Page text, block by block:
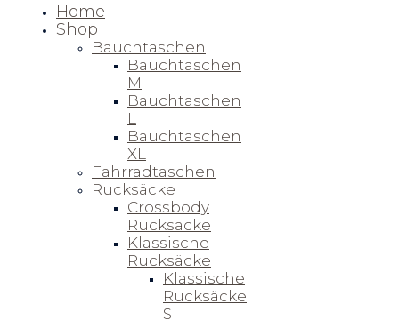
Home
Shop
Bauchtaschen
Bauchtaschen
M
Bauchtaschen
L
Bauchtaschen
XL
Fahrradtaschen
Rucksäcke
Crossbody
Rucksäcke
Klassische
Rucksäcke
Klassische
Rucksäcke
S